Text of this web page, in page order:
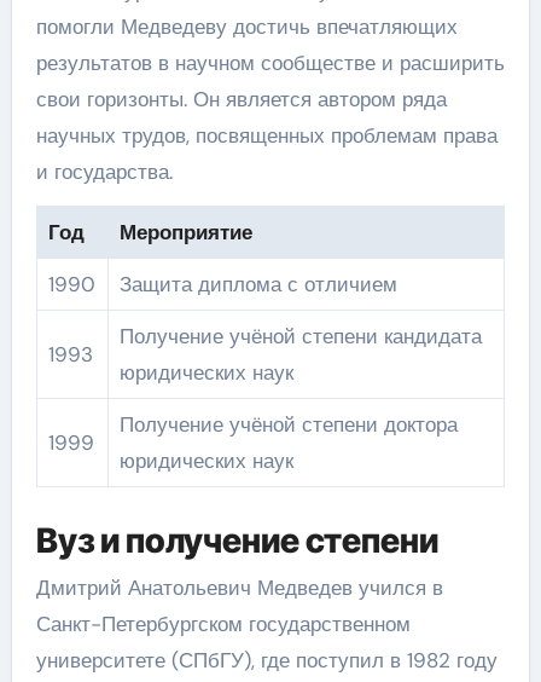
помогли Медведеву достичь впечатляющих
результатов в научном сообществе и расширить
свои горизонты. Он является автором ряда
научных трудов, посвященных проблемам права
и государства.
Год
Мероприятие
1990
Защита диплома с отличием
1993
Получение учёной степени кандидата
юридических наук
1999
Получение учёной степени доктора
юридических наук
Вуз и получение степени
Дмитрий Анатольевич Медведев учился в
Санкт-Петербургском государственном
университете (СПбГУ), где поступил в 1982 году